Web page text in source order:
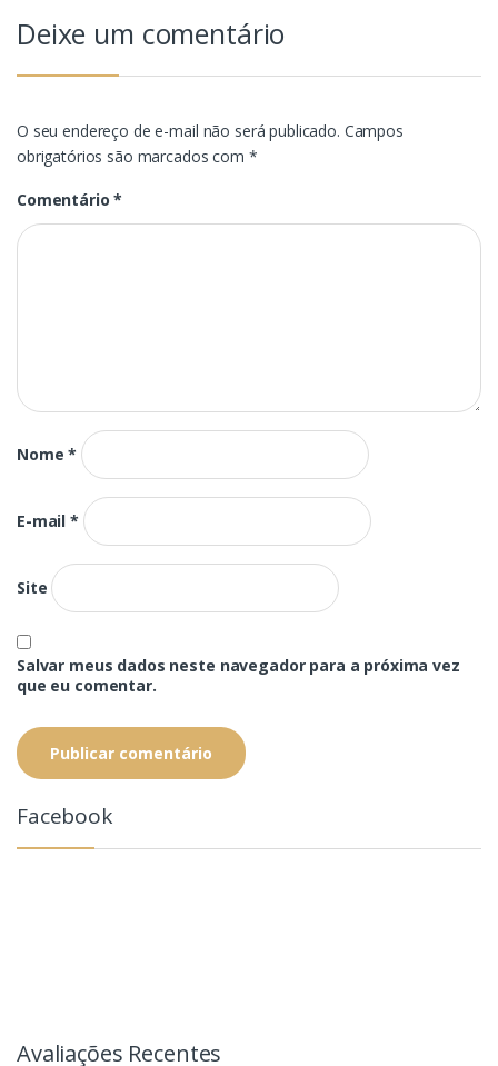
Deixe um comentário
O seu endereço de e-mail não será publicado. Campos
obrigatórios são marcados com *
Comentário*
Nome*
E-mail*
Site
Salvar meus dados neste navegador para a próxima vez
que eu comentar.
Facebook
Avaliações Recentes